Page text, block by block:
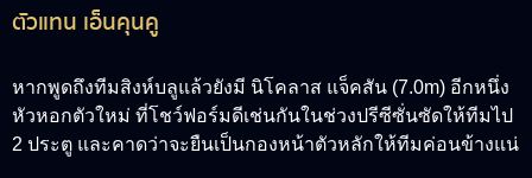
ตัวแทน เอ็นคุนคู
หากพูดถึงทีมสิงห์บลูแล้วยังมี นิโคลาส แจ็คสัน (7.0m) อีกหนึ่ง
หัวหอกตัวใหม่ ที่โชว์ฟอร์มดีเช่นกันในช่วงปรีซีซั่นซัดให้ทีมไป
2 ประตู และคาดว่าจะยืนเป็นกองหน้าตัวหลักให้ทีมค่อนข้างแน่